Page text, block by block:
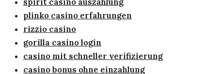
plinko casino erfahrungen
rizzio casino
gorilla casino login
casino mit schneller verifizierung
casino bonus ohne einzahlung